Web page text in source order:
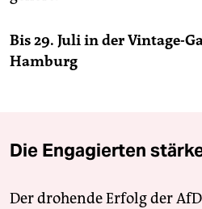
Bis 29. Juli in der Vintage-
Hamburg
Die Engagierten
Der drohende Erfolg der